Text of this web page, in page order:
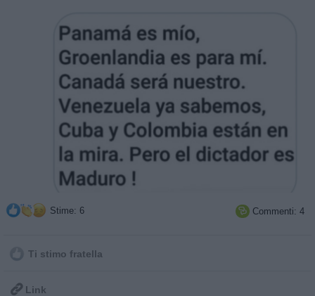
Stime: 6  Commenti: 4
Ti stimo fratella
 Link